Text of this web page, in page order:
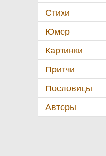
Стихи
Юмор
Картинки
Притчи
Пословицы
Авторы